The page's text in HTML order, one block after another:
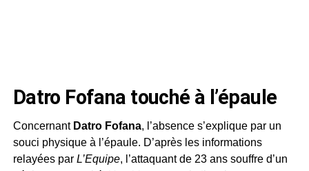
Datro Fofana touché à l’épaule
Concernant Datro Fofana, l’absence s’explique par un
souci physique à l’épaule. D’après les informations
relayées par L’Equipe, l’attaquant de 23 ans souffre d’un